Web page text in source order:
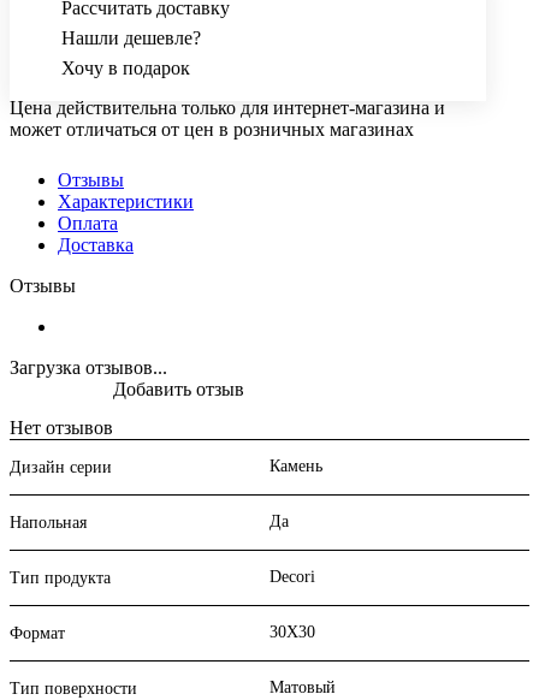
Рассчитать доставку
Нашли дешевле?
Хочу в подарок
Цена действительна только для интернет-магазина и
может отличаться от цен в розничных магазинах
Отзывы
Характеристики
Оплата
Доставка
Отзывы
Загрузка отзывов...
Нет отзывов
Добавить отзыв
Дизайн серии Камень
Напольная Да
Тип продукта Decori
Формат 30X30
Тип поверхности Матовый